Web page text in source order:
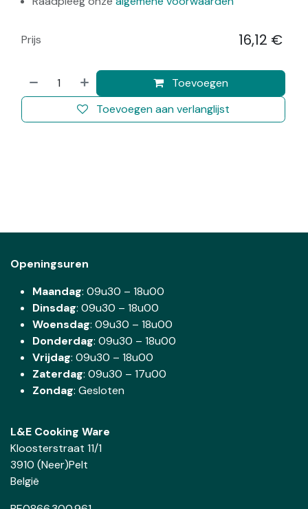
Toevoegen
Toevoegen aan verlanglijst
Prijs 16,12 €
Openingsuren
Maandag: 09u30 – 18u00
Dinsdag: 09u30 – 18u00
Woensdag: 09u30 – 18u00
Donderdag: 09u30 – 18u00
Vrijdag: 09u30 – 18u00
Zaterdag: 09u30 – 17u00
Zondag: Gesloten
L&E Cooking Ware
Kloosterstraat 11/1
3910 (Neer)Pelt
België